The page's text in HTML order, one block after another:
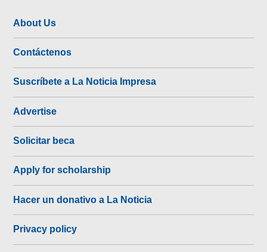
About Us
Contáctenos
Suscríbete a La Noticia Impresa
Advertise
Solicitar beca
Apply for scholarship
Hacer un donativo a La Noticia
Privacy policy